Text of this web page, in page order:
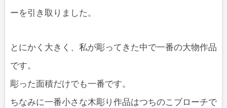
ーを引き取りました。
とにかく大きく、私が彫ってきた中で一番の大物作品
です。
彫った面積だけでも一番です。
ちなみに一番小さな木彫り作品はつちのこブローチで